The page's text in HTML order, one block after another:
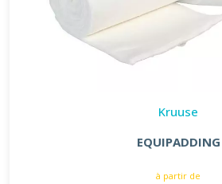
Kruuse
EQUIPADDING
à partir de